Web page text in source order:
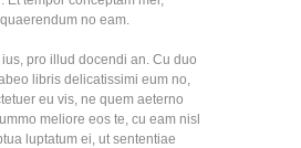
no eam.
pro illud docendi an. Cu duo
libris delicatissimi eum no,
eu vis, ne quem aeterno
meliore eos te, cu eam nisl
luptatum ei, ut sententiae